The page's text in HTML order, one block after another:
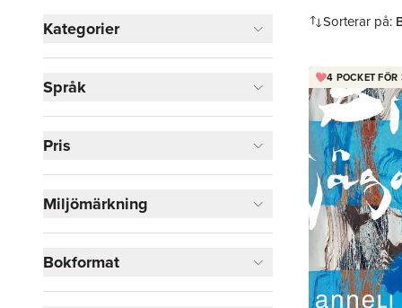
Kategorier
Skönlitteratur
2
Visa fler
Språk
Pris
Miljömärkning
Bokformat
Sorterar på:
4 POCKET FÖR